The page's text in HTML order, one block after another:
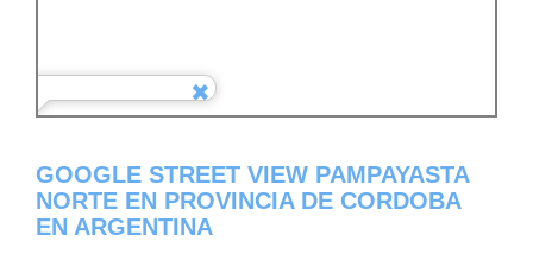
GOOGLE STREET VIEW PAMPAYASTA
NORTE EN PROVINCIA DE CORDOBA
EN ARGENTINA